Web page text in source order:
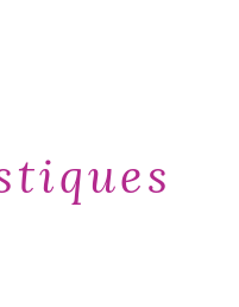
la production est
électrique. Une
sur demande, ou en